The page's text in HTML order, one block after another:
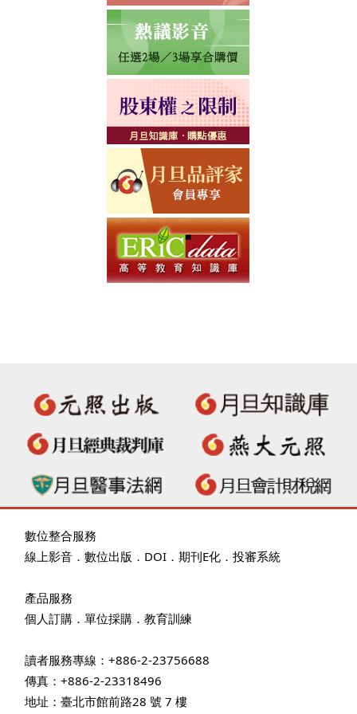
數位整合服務
線上影音 ．數位出版 ． DOI ．期刊E化 ．投審系統
產品服務
個人訂購 ．單位採購 ．教育訓練
讀者服務專線：+886-2-23756688
傳真：+886-2-23318496
地址：臺北市館前路28 號 7 樓